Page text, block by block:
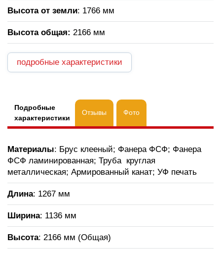
Высота от земли: 1766 мм
Высота общая: 2166 мм
подробные характеристики
Подробные
характеристики
Отзывы Фото
Материалы: Брус клееный; Фанера ФСФ; Фанера
ФСФ ламинированная; Труба круглая
металлическая; Армированный канат; УФ печать
Длина: 1267 мм
Ширина: 1136 мм
Высота: 2166 мм (Общая)